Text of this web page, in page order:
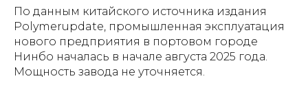
По данным китайского источника издания
Polymerupdate, промышленная эксплуатация
нового предприятия в портовом городе
Нинбо началась в начале августа 2025 года.
Мощность завода не уточняется.